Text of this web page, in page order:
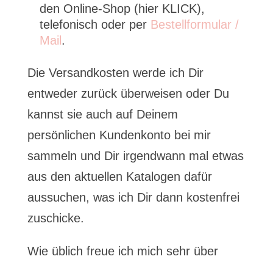
den Online-Shop (hier KLICK),
telefonisch oder per Bestellformular /
Mail .
Die Versandkosten werde ich Dir
entweder zurück überweisen oder Du
kannst sie auch auf Deinem
persönlichen Kundenkonto bei mir
sammeln und Dir irgendwann mal etwas
aus den aktuellen Katalogen dafür
aussuchen, was ich Dir dann kostenfrei
zuschicke.
Wie üblich freue ich mich sehr über